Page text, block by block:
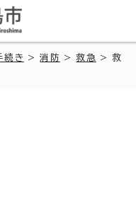
続き >消防 >救急
> 救